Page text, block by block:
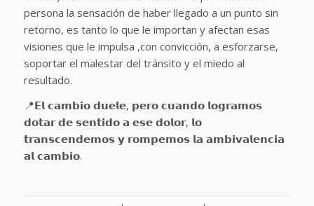
persona la sensación de haber llegado a un punto sin
retorno, es tanto lo que le importan y afectan esas
visiones que le impulsa ,con convicción, a esforzarse,
soportar el malestar del tránsito y el miedo al
resultado.
📍𝗘𝗹 𝗰𝗮𝗺𝗯𝗶𝗼 𝗱𝘂𝗲𝗹𝗲, 𝗽𝗲𝗿𝗼 𝗰𝘂𝗮𝗻𝗱𝗼 𝗹𝗼𝗴𝗿𝗮𝗺𝗼𝘀
𝗱𝗼𝘁𝗮𝗿 𝗱𝗲 𝘀𝗲𝗻𝘁𝗶𝗱𝗼 𝗮 𝗲𝘀𝗲 𝗱𝗼𝗹𝗼𝗿, 𝗹𝗼
𝘁𝗿𝗮𝗻𝘀𝗰𝗲𝗻𝗱𝗲𝗺𝗼𝘀 𝘆 𝗿𝗼𝗺𝗽𝗲𝗺𝗼𝘀 𝗹𝗮 𝗮𝗺𝗯𝗶𝘃𝗮𝗹𝗲𝗻𝗰𝗶𝗮
𝗮𝗹 𝗰𝗮𝗺𝗯𝗶𝗼.